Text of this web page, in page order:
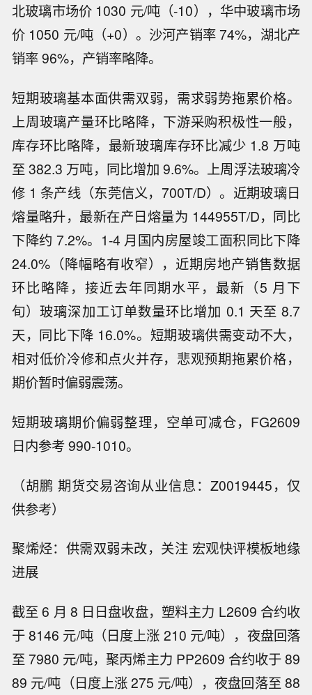
北玻璃市场价 1030 元/吨（-10），华中玻璃市场
价 1050 元/吨（+0）。沙河产销率 74%，湖北产
销率 96%，产销率略降。
短期玻璃基本面供需双弱，需求弱势拖累价格。
上周玻璃产量环比略降，下游采购积极性一般，
库存环比略降，最新玻璃库存环比减少 1.8 万吨
至 382.3 万吨，同比增加 9.6%。上周浮法玻璃冷
修 1 条产线（东莞信义，700T/D）。近期玻璃日
熔量略升，最新在产日熔量为 144955T/D，同比
下降约 7.2%。1-4 月国内房屋竣工面积同比下降
24.0%（降幅略有收窄），近期房地产销售数据
环比略降，接近去年同期水平，最新（5 月下
旬）玻璃深加工订单数量环比增加 0.1 天至 8.7
天，同比下降 16.0%。短期玻璃供需变动不大，
相对低价冷修和点火并存，悲观预期拖累价格，
期价暂时偏弱震荡。
短期玻璃期价偏弱整理，空单可减仓，FG2609
日内参考 990-1010。
（胡鹏 期货交易咨询从业信息：Z0019445，仅
供参考）
聚烯烃：供需双弱未改，关注 宏观快评模板地缘
进展
截至 6 月 8 日日盘收盘，塑料主力 L2609 合约收
于 8146 元/吨（日度上涨 210 元/吨），夜盘回落
至 7980 元/吨，聚丙烯主力 PP2609 合约收于 89
89 元/吨（日度上涨 275 元/吨），夜盘回落至 88